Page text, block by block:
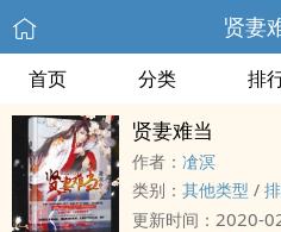
贤妻
首页 分类 排
贤妻难当
作者： 凔溟
类别： 其他类型 /
更新时间： 2020-